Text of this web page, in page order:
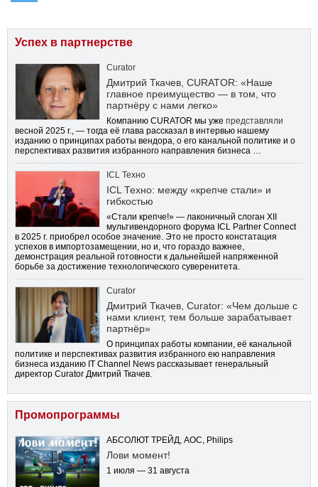
Успех в партнерстве
Curator
Дмитрий Ткачев, CURATOR: «Наше
главное преимущество — в том, что
партнёру с нами легко»
Компанию CURATOR мы уже представляли
весной 2025 г., — тогда её глава рассказал в интервью нашему
изданию о принципах работы вендора, о его канальной политике и о
перспективах развития избранного направления бизнеса …
ICL Техно
ICL Техно: между «крепче стали» и
гибкостью
«Стали крепче!» — лаконичный слоган XII
мультивендорного форума ICL Partner Connect
в 2025 г. приобрел особое значение. Это не просто констатация
успехов в импортозамещении, но и, что гораздо важнее,
демонстрация реальной готовности к дальнейшей напряженной
борьбе за достижение технологического суверенитета.
Curator
Дмитрий Ткачев, Curator: «Чем дольше с
нами клиент, тем больше зарабатывает
партнёр»
О принципах работы компании, её канальной
политике и перспективах развития избранного ею направления
бизнеса изданию IT Channel News рассказывает генеральный
директор Curator Дмитрий Ткачев.
Промопрограммы
АБСОЛЮТ ТРЕЙД, AOC, Philips
Лови момент!
1 июля — 31 августа